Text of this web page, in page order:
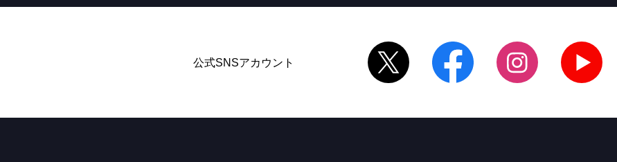
公式SNSアカウント